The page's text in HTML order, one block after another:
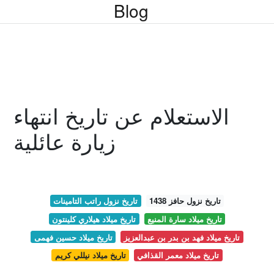
Blog
الاستعلام عن تاريخ انتهاء
زيارة عائلية
تاريخ نزول راتب التامينات
تاريخ نزول حافز 1438
تاريخ ميلاد هيلاري كلينتون
تاريخ ميلاد سارة المنيع
تاريخ ميلاد حسين فهمى
تاريخ ميلاد فهد بن بدر بن عبدالعزيز
تاريخ ميلاد نيللي كريم
تاريخ ميلاد معمر القذافي